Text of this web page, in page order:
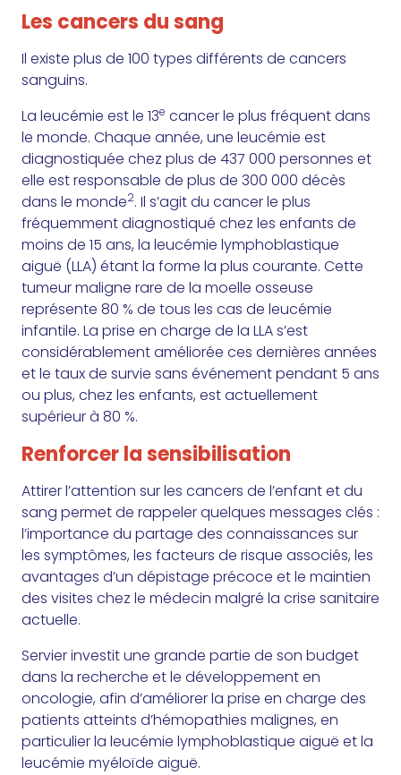
Les cancers du sang
Il existe plus de 100 types différents de cancers
sanguins.
La leucémie est le 13e cancer le plus fréquent dans
le monde. Chaque année, une leucémie est
diagnostiquée chez plus de 437 000 personnes et
elle est responsable de plus de 300 000 décès
dans le monde2. Il s’agit du cancer le plus
fréquemment diagnostiqué chez les enfants de
moins de 15 ans, la leucémie lymphoblastique
aiguë (LLA) étant la forme la plus courante. Cette
tumeur maligne rare de la moelle osseuse
représente 80 % de tous les cas de leucémie
infantile. La prise en charge de la LLA s’est
considérablement améliorée ces dernières années
et le taux de survie sans événement pendant 5 ans
ou plus, chez les enfants, est actuellement
supérieur à 80 %.
Renforcer la sensibilisation
Attirer l’attention sur les cancers de l’enfant et du
sang permet de rappeler quelques messages clés :
l’importance du partage des connaissances sur
les symptômes, les facteurs de risque associés, les
avantages d’un dépistage précoce et le maintien
des visites chez le médecin malgré la crise sanitaire
actuelle.
Servier investit une grande partie de son budget
dans la recherche et le développement en
oncologie, afin d’améliorer la prise en charge des
patients atteints d’hémopathies malignes, en
particulier la leucémie lymphoblastique aiguë et la
leucémie myéloïde aiguë.